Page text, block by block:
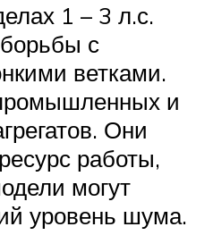
1 – 3 л.с.
с
ветками.
и
Они
работы,
могут
уровень шума.